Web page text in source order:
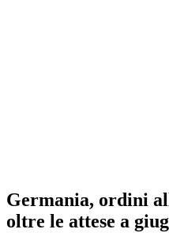
Germania, ordini
oltre le attese a